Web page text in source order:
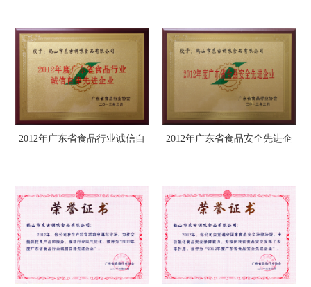
2012年广东省食品行业诚信自 2012年广东省食品安全先进企